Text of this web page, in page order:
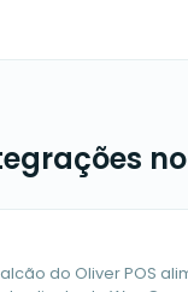
no
do Oliver POS